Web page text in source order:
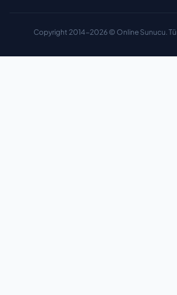
Copyright 2014-2026 © Online Sunucu. Tüm